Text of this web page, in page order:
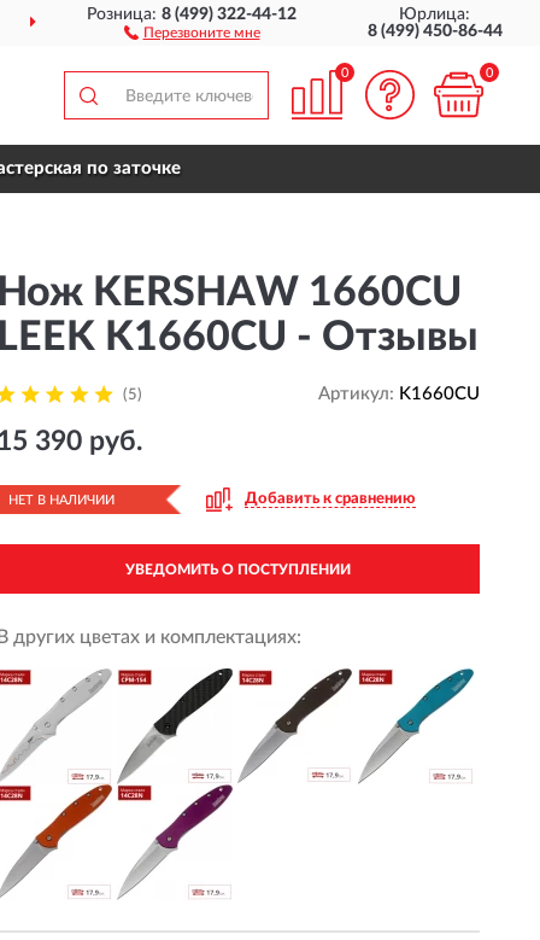
ДОСТАВИМ ПО ВСЕЙ РОССИИ
Розница:8 (499) 322-44-12
Перезвоните мне
Юрлица:
8 (499) 450-86-44
0 0
по заточке
KERSHAW 1660CU
K1660CU - Отзывы
(5) Артикул: K1660CU
390 руб.
НЕТ В НАЛИЧИИ Добавить к сравнению
УВЕДОМИТЬ О ПОСТУПЛЕНИИ
других цветах и комплектациях: